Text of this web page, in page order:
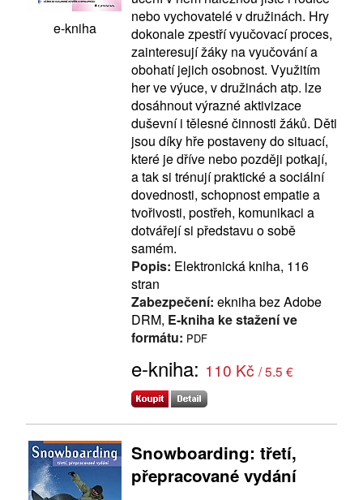
e-kniha
nebo vychovatelé v družinách. Hry
dokonale zpestří vyučovací proces,
zainteresují žáky na vyučování a
obohatí jejich osobnost. Využitím
her ve výuce, v družinách atp. lze
dosáhnout výrazné aktivizace
duševní i tělesné činnosti žáků. Děti
jsou díky hře postaveny do situací,
které je dříve nebo později potkají,
a tak si trénují praktické a sociální
dovednosti, schopnost empatie a
tvořivosti, postřeh, komunikaci a
dotvářejí si představu o sobě
samém.
Popis: Elektronická kniha, 116
stran
Zabezpečení: ekniha bez Adobe
DRM, E-kniha ke stažení ve
formátu: PDF
e-kniha: 110 Kč / 5.5 €
Snowboarding: třetí,
přepracované vydání